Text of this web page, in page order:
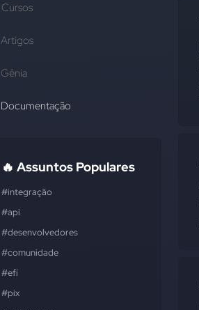
Cursos
Artigos
Gênia
Documentação
🔥 Assuntos Populares
#integração
#api
#desenvolvedores
#comunidade
#efí
#pix